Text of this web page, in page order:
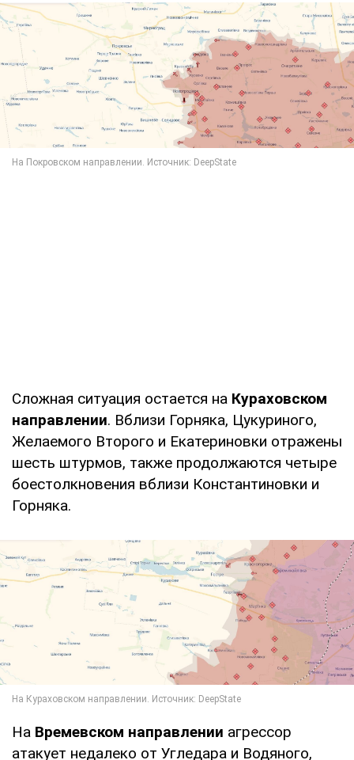
Сложная ситуация остается на Кураховском
направлении. Вблизи Горняка, Цукуриного,
Желаемого Второго и Екатериновки отражены
шесть штурмов, также продолжаются четыре
боестолкновения вблизи Константиновки и
Горняка.
На Времевском направлении агрессор
атакует недалеко от Угледара и Водяного,